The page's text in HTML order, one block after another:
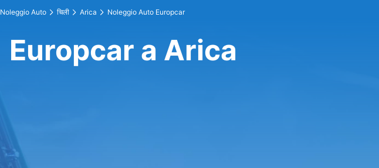
Noleggio Auto चिली Arica Noleggio Auto Europcar
Europcar a Arica